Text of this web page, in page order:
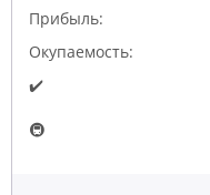
Прибыль:
Окупаемость:
✔️
🚇